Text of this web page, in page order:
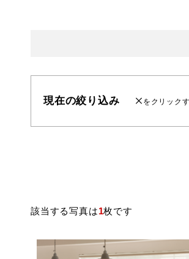
現在の絞り込み をクリック
該当する写真は1枚です